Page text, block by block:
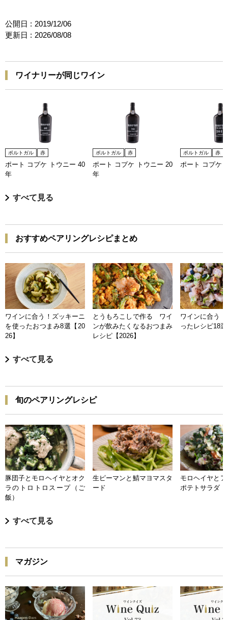
公開日 : 2019/12/06
更新日 : 2026/08/08
ワイナリーが同じワイン
ポルトガル 赤
ポート コプケ トウニー 40
年
ポルトガル 赤
ポート コプケ トウニー 20
年
ポルトガル 赤
ポート コプケ
すべて見る
おすすめペアリングレシピまとめ
ワインに合う！ズッキーニ
を使ったおつまみ8選【20
26】
とうもろこしで作る ワイ
ンが飲みたくなるおつまみ
レシピ【2026】
ワインに合う
ったレシピ18
すべて見る
旬のペアリングレシピ
豚団子とモロヘイヤとオク
ラのトロトロスープ（ご
飯）
生ピーマンと鯖マヨマスタ
ード
モロヘイヤと
ポテトサラダ
すべて見る
マガジン